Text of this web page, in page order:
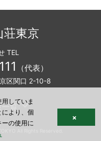
荘東京
区関口 2-10-8
TEL
（代表）
一覧
All Rights Reserved.
していま
より、個
の使用に
×